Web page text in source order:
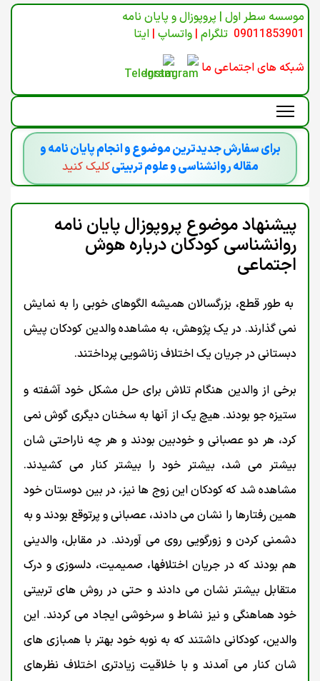
موسسه سطر اول | پروپوزال و پایان نامه
09011853901 تلگرام | واتساپ | ایتا
شبکه های اجتماعی ما
برای سفارش جدیدترین موضوع و انجام پایان نامه و
مقاله روانشناسی و علوم تربیتیکلیک کنید
پیشنهاد موضوع پروپوزال پایان نامه
روانشناسی کودکان درباره هوش
اجتماعی
به طور قطع، بزرگسالان همیشه الگوهای خوبی را به نمایش
نمی گذارند. در یک پژوهش، به مشاهده والدین کودکان پیش
دبستانی در جریان یک اختلاف زناشویی پرداختند.
برخی از والدین هنگام تلاش برای حل مشکل خود آشفته و
ستیزه جو بودند. هیچ یک از آنها به سخنان دیگری گوش نمی
کرد، هر دو عصبانی و خودبین بودند و هر چه ناراحتی شان
بیشتر می شد، بیشتر خود را بیشتر کنار می کشیدند.
مشاهده شد که کودکان این زوج ها نیز، در بین دوستان خود
همین رفتارها را نشان می دادند، عصبانی و پرتوقع بودند و به
دشمنی کردن و زورگویی روی می آوردند. در مقابل، والدینی
هم بودند که در جریان اختلافها، صمیمیت، دلسوزی و درک
متقابل بیشتر نشان می دادند و حتی در روش های تربیتی
خود هماهنگی و نیز نشاط و سرخوشی ایجاد می کردند. این
والدین، کودکانی داشتند که به نوبه خود بهتر با همبازی های
شان کنار می آمدند و با خلاقیت زیادتری اختلاف نظرهای